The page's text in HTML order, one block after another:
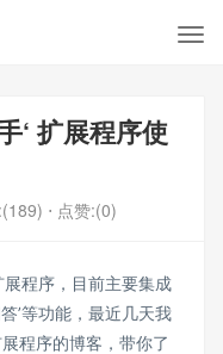
‘ 扩展程序使
⋅ 点赞:(0)
程序，目前主要集成
答’等功能，最近几天我
程序的博客，带你了